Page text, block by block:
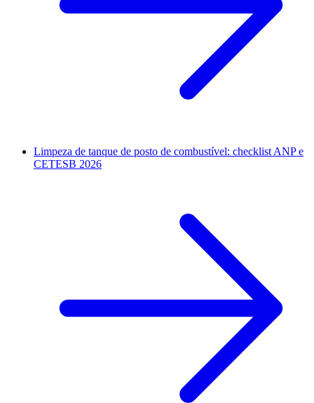
Limpeza de tanque de posto de combustível: checklist ANP e
CETESB 2026